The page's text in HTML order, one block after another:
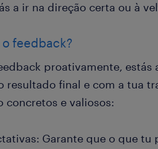
a ir na direção certa ou à
feedback?
proativamente, estás
resultado final e com a tua
e valiosos:
Garante que o que tu